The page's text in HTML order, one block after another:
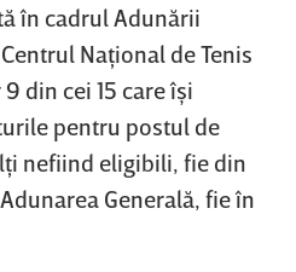
în cadrul Adunării
Naţional de Tenis
din cei 15 care îşi
pentru postul de
nefiind eligibili, fie din
Generală, fie în